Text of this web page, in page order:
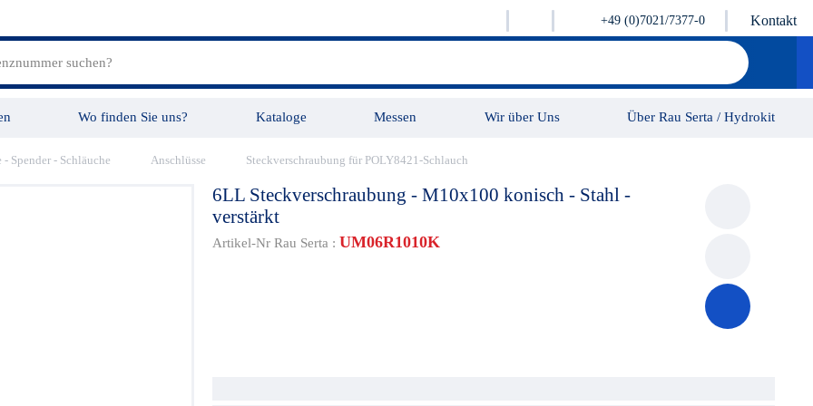
+49 (0)7021/7377-0 Kontakt
Wo finden Sie uns? Kataloge Messen Wir über Uns Über Rau Serta / Hydrokit
Videos
Spender - Schläuche Anschlüsse Steckverschraubung für POLY8421-Schlauch
6LL Steckverschraubung - M10x100 konisch - Stahl -
verstärkt
Artikel-Nr Rau Serta : UM06R1010K